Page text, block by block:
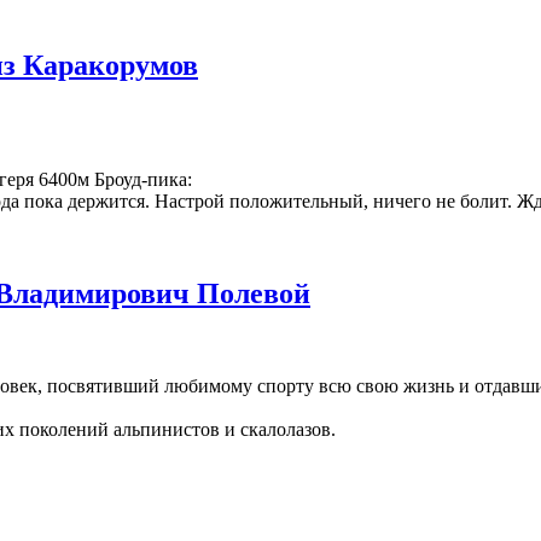
Каракорумов
6400м Броуд-пика:
пока держится. Настрой положительный, ничего не болит.
Полевой
посвятивший любимому спорту всю свою жизнь и
поколений альпинистов и скалолазов.